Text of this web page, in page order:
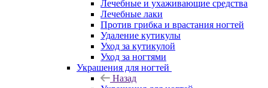
Лечебные и ухаживающие средства
Лечебные лаки
Против грибка и врастания ногтей
Удаление кутикулы
Уход за кутикулой
Уход за ногтями
Украшения для ногтей
Назад